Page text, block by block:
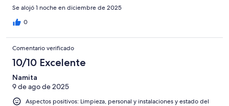
Se alojó 1 noche en diciembre de 2025
0
Comentario verificado
10/10 Excelente
Namita
9 de ago de 2025
Aspectos positivos: Limpieza, personal y instalaciones y estado del